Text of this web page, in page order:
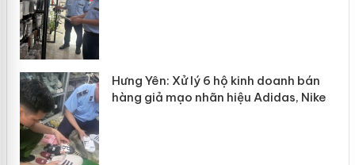
Hưng Yên: Xử lý 6 hộ kinh doanh bán
hàng giả mạo nhãn hiệu Adidas, Nike